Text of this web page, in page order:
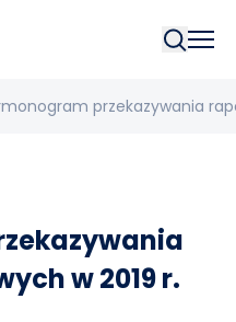
przekazywania
w 2019 r.